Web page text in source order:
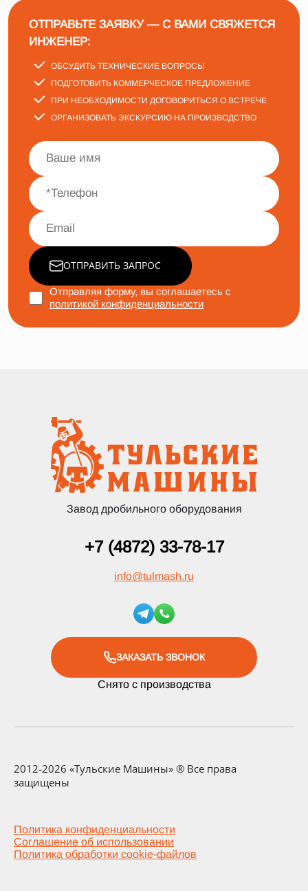
ОТПРАВЬТЕ ЗАЯВКУ — С ВАМИ СВЯЖЕТСЯ
ИНЖЕНЕР:
ОБСУДИТЬ ТЕХНИЧЕСКИЕ ВОПРОСЫ
ПОДГОТОВИТЬ КОММЕРЧЕСКОЕ ПРЕДЛОЖЕНИЕ
ПРИ НЕОБХОДИМОСТИ ДОГОВОРИТЬСЯ О ВСТРЕЧЕ
ОРГАНИЗОВАТЬ ЭКСКУРСИЮ НА ПРОИЗВОДСТВО
ОТПРАВИТЬ ЗАПРОС
Отправляя форму, вы соглашаетесь с
политикой конфиденциальности
Завод дробильного оборудования
+7 (4872) 33-78-17
info@tulmash.ru
ЗАКАЗАТЬ ЗВОНОК
Снято с производства
2012-2026 «Тульские Машины» ® Все права
защищены
Политика конфиденциальности
Соглашение об использовании
Политика обработки cookie-файлов